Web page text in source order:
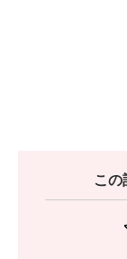
こ